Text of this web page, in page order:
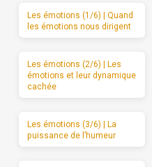
Les émotions (1/6) | Quand
les émotions nous dirigent
Les émotions (2/6) | Les
émotions et leur dynamique
cachée
Les émotions (3/6) | La
puissance de l’humeur